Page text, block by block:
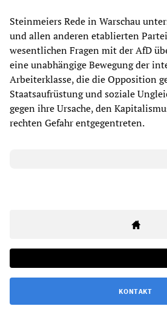
Steinmeiers Rede in Warschau
und allen anderen etablierten
wesentlichen Fragen mit der AfD
eine unabhängige Bewegung der
Arbeiterklasse, die die Opposition
Staatsaufrüstung und soziale
gegen ihre Ursache, den
rechten Gefahr entgegentreten.
KONTAKT